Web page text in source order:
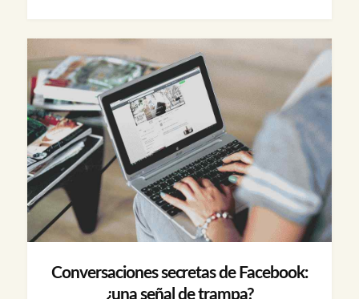
Conversaciones secretas de Facebook:
¿una señal de trampa?